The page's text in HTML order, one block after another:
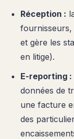
Réception :
fournisseurs,
et gère les
en litige).
E-reporting :
données de
une facture
des